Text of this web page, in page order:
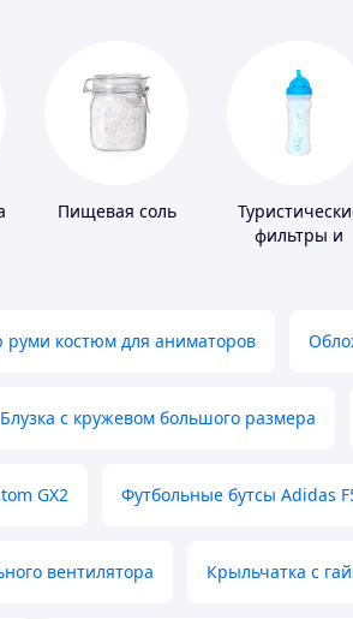
Пищевая соль
фильтры и
руми костюм для аниматоров
Блузка с кружевом большого размера
GX2 Футбольные бутсы Adidas
вентилятора Крыльчатка с